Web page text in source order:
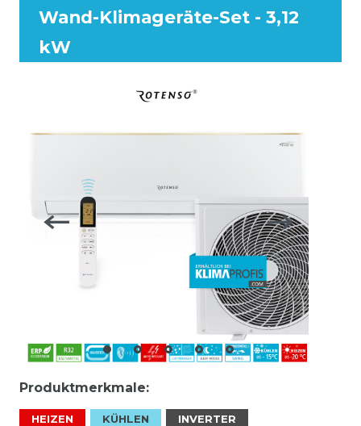
Wand-Klimageräte-Set - 3,12
kW
Produktmerkmale:
HEIZEN KÜHLEN INVERTER